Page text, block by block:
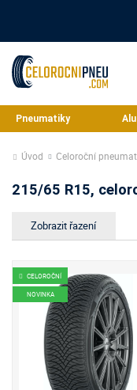
Pneumatiky
Úvod Celoroční
215/65 R15,
CELOROČNÍ
NOVINKA